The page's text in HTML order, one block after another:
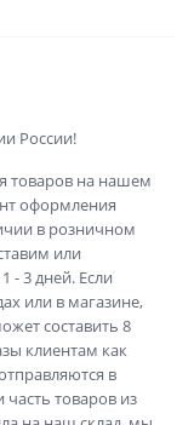
России!
товаров на нашем
оформления
в розничном
или
- 3 дней. Если
или в магазине,
составить 8
клиентам как
в
часть товаров из